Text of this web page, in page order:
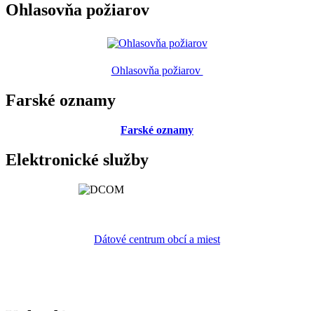
Ohlasovňa požiarov
Ohlasovňa požiarov
Farské oznamy
Farské oznamy
Elektronické služby
Dátové centrum obcí a miest